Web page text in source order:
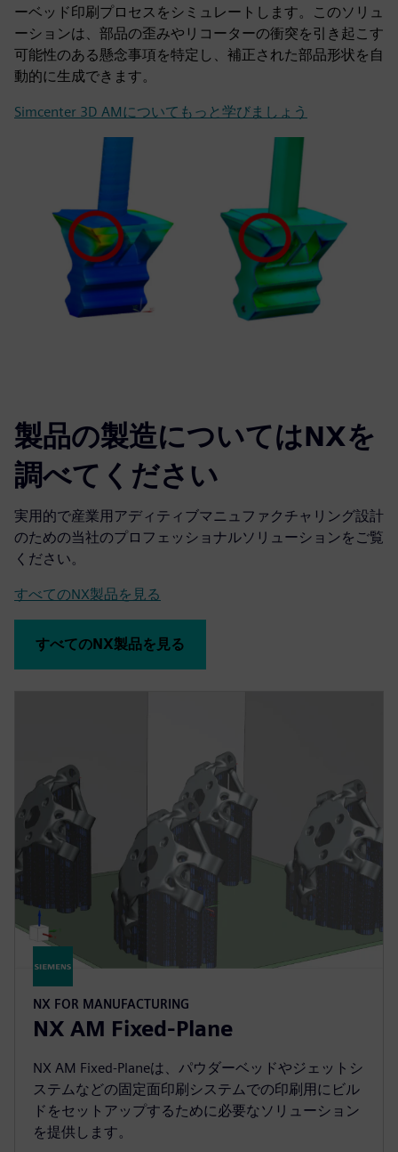
ーベッド印刷プロセスをシミュレートします。このソリュ
ーションは、部品の歪みやリコーターの衝突を引き起こす
可能性のある懸念事項を特定し、補正された部品形状を自
動的に生成できます。
Simcenter 3D AMについてもっと学びましょう
製品の製造についてはNXを
調べてください
実用的で産業用アディティブマニュファクチャリング設計
のための当社のプロフェッショナルソリューションをご覧
ください。
すべてのNX製品を見る
すべてのNX製品を見る
NX FOR MANUFACTURING
NX AM Fixed-Plane
NX AM Fixed-Planeは、パウダーベッドやジェットシ
ステムなどの固定面印刷システムでの印刷用にビル
ドをセットアップするために必要なソリューション
を提供します。